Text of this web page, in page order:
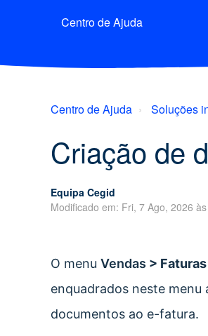
Centro de Ajuda
Centro de Ajuda Soluções
Criação de
Equipa Cegid
Modificado em: Fri, 7 Ago, 2026
O menu Vendas > Faturas
enquadrados neste
documentos ao e-fatura.